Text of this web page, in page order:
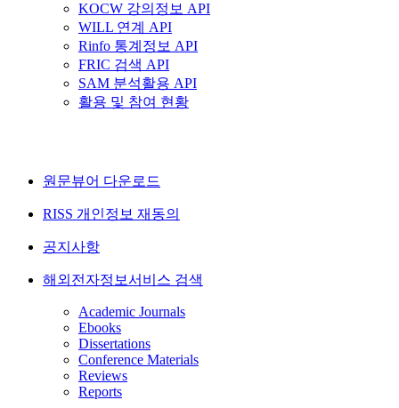
KOCW 강의정보 API
WILL 연계 API
Rinfo 통계정보 API
FRIC 검색 API
SAM 분석활용 API
활용 및 참여 현황
원문뷰어 다운로드
RISS 개인정보 재동의
공지사항
해외전자정보서비스 검색
Academic Journals
Ebooks
Dissertations
Conference Materials
Reviews
Reports